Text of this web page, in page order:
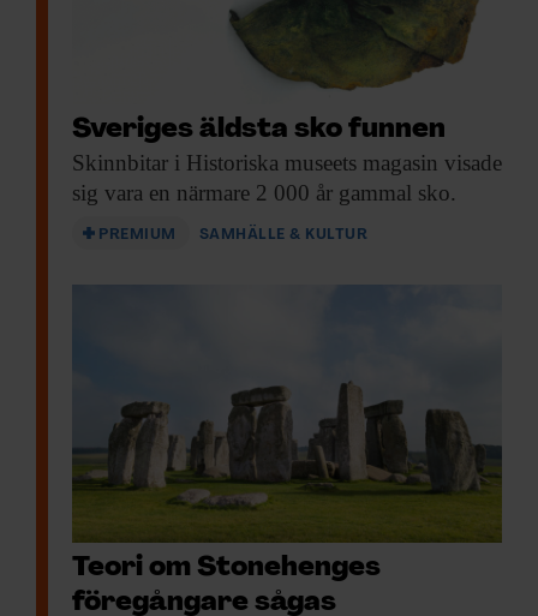
Sveriges äldsta sko funnen
Skinnbitar i Historiska museets magasin visade
sig vara en närmare 2 000 år gammal sko.
PREMIUM SAMHÄLLE & KULTUR
Teori om Stonehenges
föregångare sågas